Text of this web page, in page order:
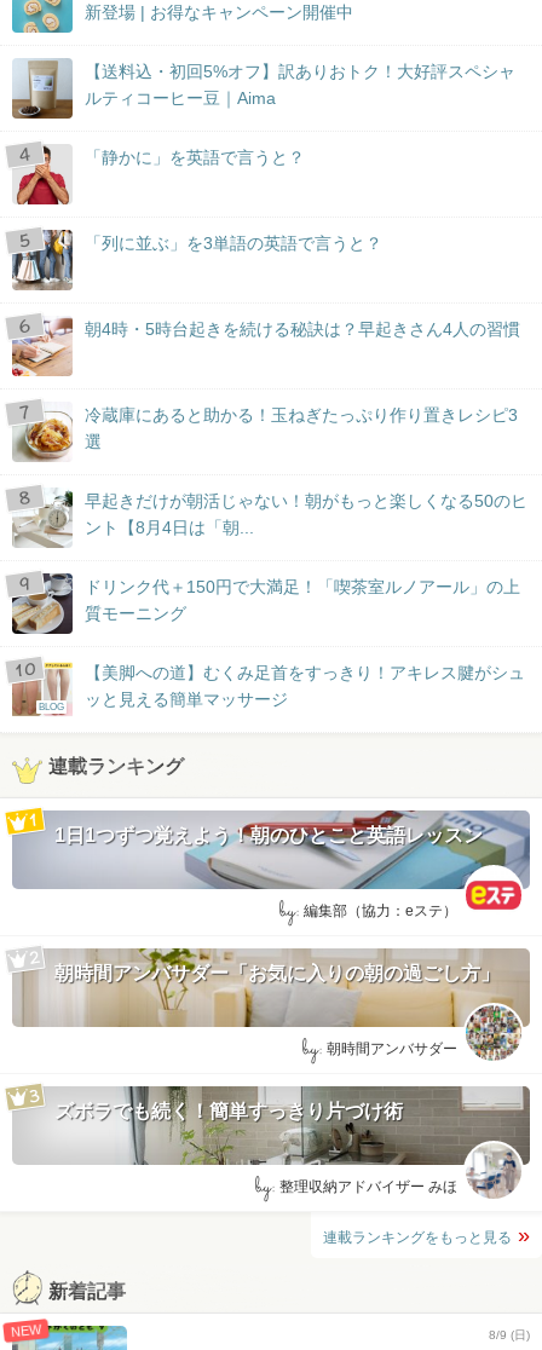
新登場 | お得なキャンペーン開催中
【送料込・初回5%オフ】訳ありおトク！大好評スペシャ
ルティコーヒー豆｜Aima
「静かに」を英語で言うと？
「列に並ぶ」を3単語の英語で言うと？
朝4時・5時台起きを続ける秘訣は？早起きさん4人の習慣
冷蔵庫にあると助かる！玉ねぎたっぷり作り置きレシピ3
選
早起きだけが朝活じゃない！朝がもっと楽しくなる50のヒ
ント【8月4日は「朝...
ドリンク代＋150円で大満足！「喫茶室ルノアール」の上
質モーニング
BLOG
【美脚への道】むくみ足首をすっきり！アキレス腱がシュ
ッと見える簡単マッサージ
連載ランキング
1日1つずつ覚えよう！朝のひとこと英語レッスン
by: 編集部（協力：eステ）
朝時間アンバサダー「お気に入りの朝の過ごし方」
by: 朝時間アンバサダー
ズボラでも続く！簡単すっきり片づけ術
by: 整理収納アドバイザー みほ
連載ランキングをもっと見る
新着記事
NEW 8/9 (日)